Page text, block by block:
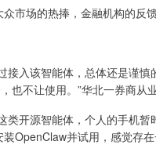
市场的热捧，金融机构的反馈
接入该智能体，总体还是谨
也不让使用。”华北一券商从业
类开源智能体，个人的手机
OpenClaw并试用，感觉存在